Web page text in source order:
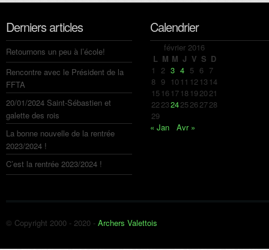
Derniers articles
Retournons un peu à l’école!
Rencontre avec le Président de la
FFTA
20/01/2024 Saint-Sébastien et
galette des rois
La bonne nouvelle de la rentrée
2023/2024 !
C’est la rentrée 2023/2024 !
Calendrier
février 2016
L M M J V S D
1 2 3 4 5 6 7
8 9 10 11 12 13 14
15 16 17 18 192021
22232425262728
29
« Jan
Avr »
© Copyright 2000 - 2020 - Archers Valettois